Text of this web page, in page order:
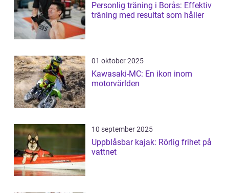
Personlig träning i Borås: Effektiv
träning med resultat som håller
01 oktober 2025
Kawasaki-MC: En ikon inom
motorvärlden
10 september 2025
Uppblåsbar kajak: Rörlig frihet på
vattnet